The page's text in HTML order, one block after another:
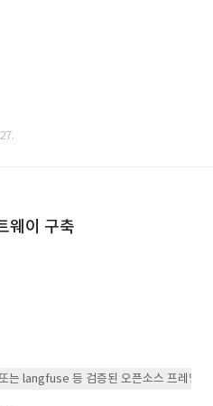
웨이 구축
는 langfuse 등 검증된 오픈소스 프레임워